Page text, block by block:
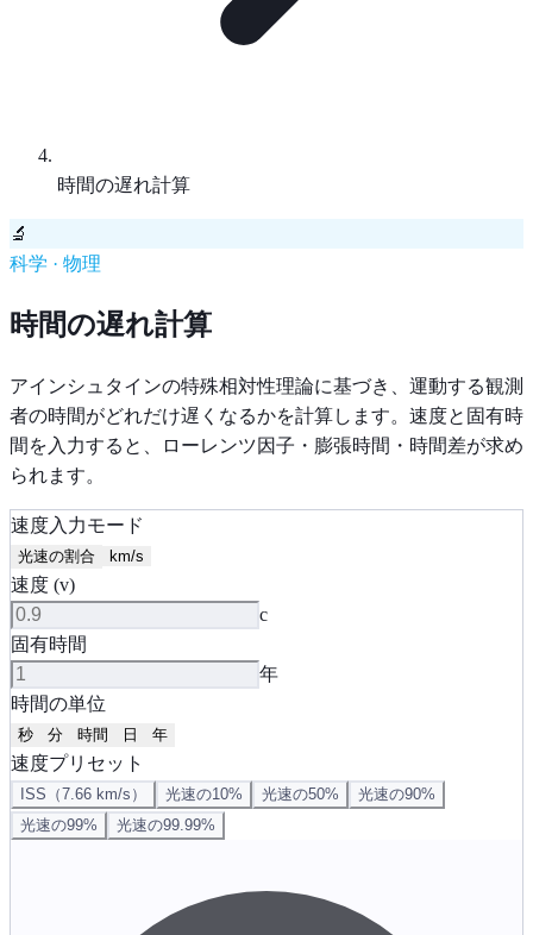
時間の遅れ計算
🔬
科学 · 物理
時間の遅れ計算
アインシュタインの特殊相対性理論に基づき、運動する観測
者の時間がどれだけ遅くなるかを計算します。速度と固有時
間を入力すると、ローレンツ因子・膨張時間・時間差が求め
られます。
速度入力モード
光速の割合 km/s
速度 (v)
c
固有時間
年
時間の単位
秒 分 時間 日 年
速度プリセット
ISS（7.66 km/s） 光速の10% 光速の50%
光速の90%
光速の99%
光速の99.99%